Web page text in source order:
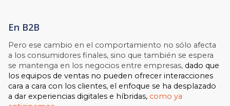
En B2B
Pero ese cambio en el comportamiento no sólo afecta
a los consumidores finales, sino que también se espera
se mantenga en los negocios entre empresas, dado que
los equipos de ventas no pueden ofrecer interacciones
cara a cara con los clientes, el enfoque se ha desplazado
a dar experiencias digitales e híbridas, como ya